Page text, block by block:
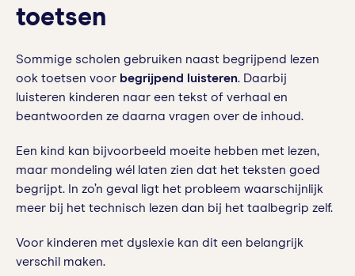
toetsen
Sommige scholen gebruiken naast begrijpend lezen
ook toetsen voor begrijpend luisteren. Daarbij
luisteren kinderen naar een tekst of verhaal en
beantwoorden ze daarna vragen over de inhoud.
Een kind kan bijvoorbeeld moeite hebben met lezen,
maar mondeling wél laten zien dat het teksten goed
begrijpt. In zo’n geval ligt het probleem waarschijnlijk
meer bij het technisch lezen dan bij het taalbegrip zelf.
Voor kinderen met dyslexie kan dit een belangrijk
verschil maken.